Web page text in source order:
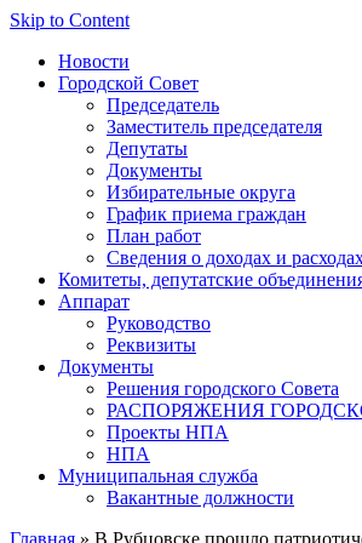
Skip to Content
Новости
Городской Совет
Председатель
Заместитель председателя
Депутаты
Документы
Избирательные округа
График приема граждан
План работ
Сведения о доходах и
Комитеты, депутатские
Аппарат
Руководство
Реквизиты
Документы
Решения городского Совета
РАСПОРЯЖЕНИЯ
Проекты НПА
НПА
Муниципальная служба
Вакантные должности
Главная » В Рубцовске прошло